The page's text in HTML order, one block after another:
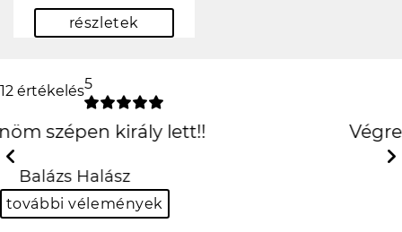
részletek
12 értékelés5
Végre egy használható
Dalma Kocsis
Previous
további vélemények